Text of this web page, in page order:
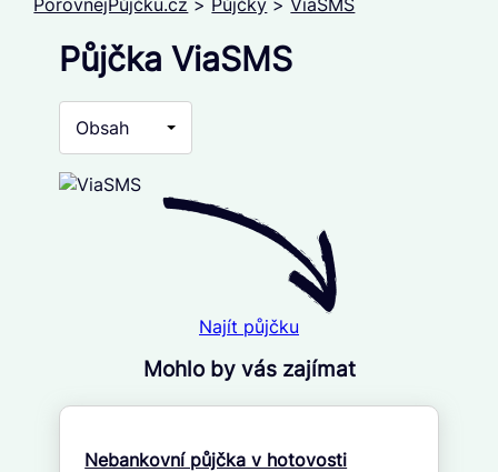
PorovnejPůjčku.cz > Půjčky > ViaSMS
Půjčka ViaSMS
Obsah
Najít půjčku
Mohlo by vás zajímat
Nebankovní půjčka v hotovosti